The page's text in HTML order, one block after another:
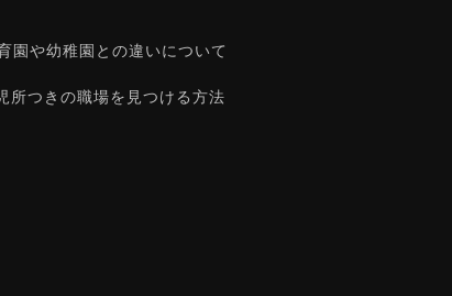
園や幼稚園との違いについて
所つきの職場を見つける方法